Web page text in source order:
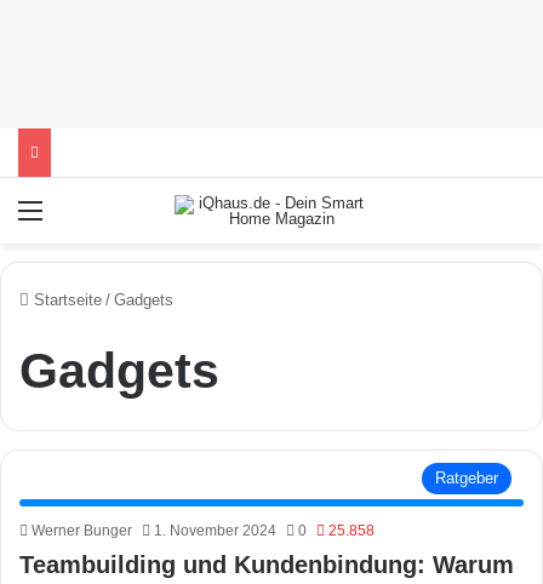
Startseite / Gadgets
Gadgets
Ratgeber
Werner Bunger 1. November 2024 0 25.858
Teambuilding und Kundenbindung: Warum